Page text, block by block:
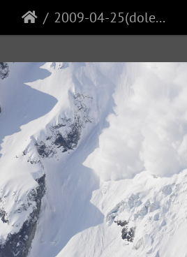
2009-04-25(dolent)23